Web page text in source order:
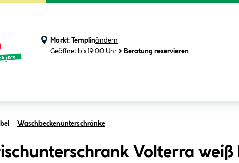
Markt: Templinändern
Geöffnet bis 19:00 Uhr
Beratung reservieren
Waschbeckenunterschränke
Volterra weiß